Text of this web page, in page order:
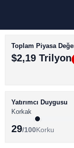
BİTCOİN
ALTCOİN
Toplam Piyasa
$2,19 Trilyon
Yatırımcı Duygusu
Korkak
29/100Korku